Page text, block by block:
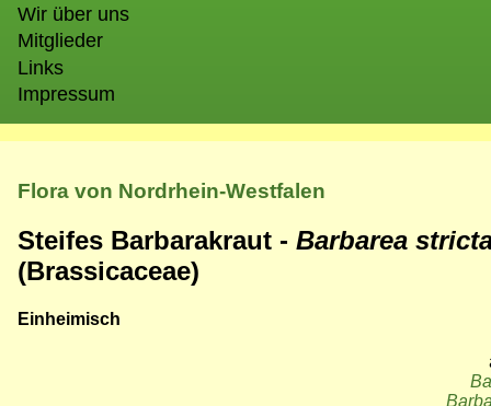
Wir über uns
Mitglieder
Links
Impressum
Flora von Nordrhein-Westfalen
Steifes Barbarakraut - Barbarea
(Brassicaceae)
Einheimisch